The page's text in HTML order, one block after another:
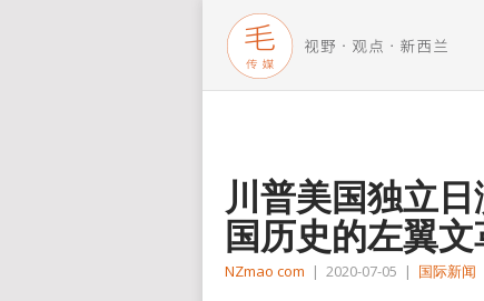
川普美国独立
国历史的左翼文
NZmao com | 2020-07-05 | 国际新闻